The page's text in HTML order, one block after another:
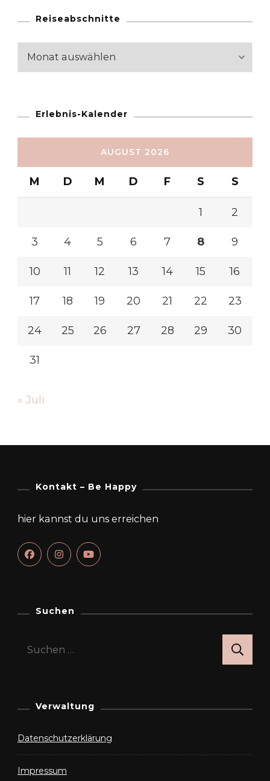
Reiseabschnitte
Reiseabschnitte
Erlebnis-Kalender
AUGUST 2026
M D M D F S S
1 2
3 4 5 6 7 8 9
10 11 12 13 14 15 16
17 18 19 20 21 22 23
24 25 26 27 28 29 30
31
« Juli
Kontakt – Be Happy
hier kannst du uns erreichen
Suchen
Suchen
Verwaltung
Datenschutzerklärung
Impressum